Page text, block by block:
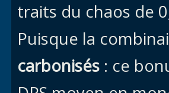
traits du chaos de
Puisque la
carbonisés : ce